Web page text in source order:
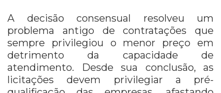
A decisão consensual resolveu um
problema antigo de contratações que
sempre privilegiou o menor preço em
detrimento da capacidade de
atendimento. Desde sua conclusão, as
licitações devem privilegiar a pré-